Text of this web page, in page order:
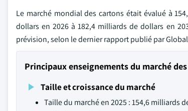
Le marché mondial des cartons était évalué à
dollars en 2026 à 182,4 milliards de dollars en
prévision, selon le dernier rapport publié par
Principaux enseignements du marché
Taille et croissance du marché
Taille du marché en 2025 : 154,6 milliards